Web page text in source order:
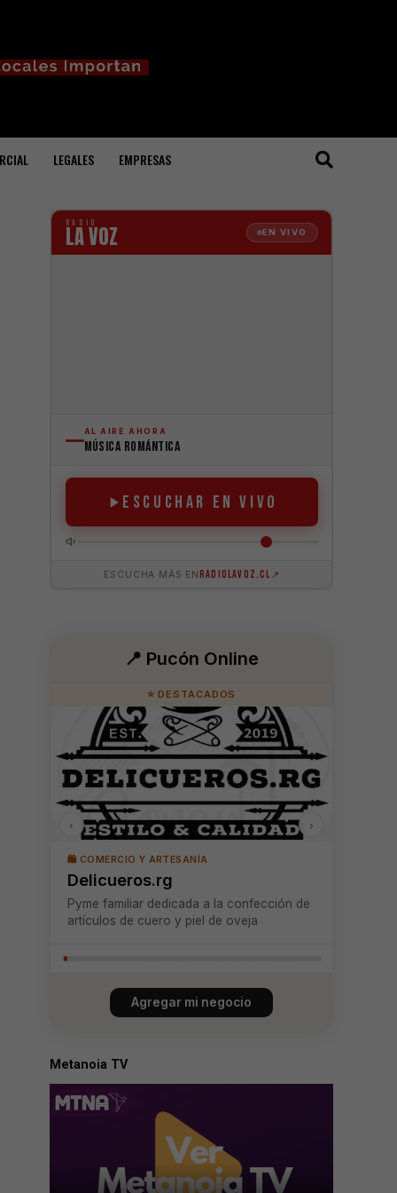
LEGALES EMPRESAS
📍 Pucón Online
⭐ DESTACADOS
🛍️ COMERCIO Y ARTESANÍA
Delicueros.rg
Pyme familiar dedicada a la confección de
artículos de cuero y piel de oveja
‹ ›
Agregar mi negocio
Metanoia TV